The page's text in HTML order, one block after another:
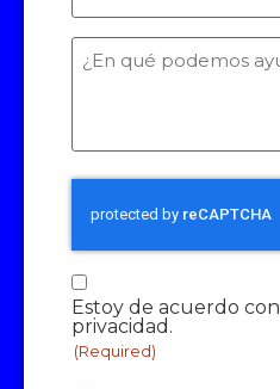
¿En
qué
Consentimiento
(Required)
Estoy de acuerdo
privacidad.
(Required)